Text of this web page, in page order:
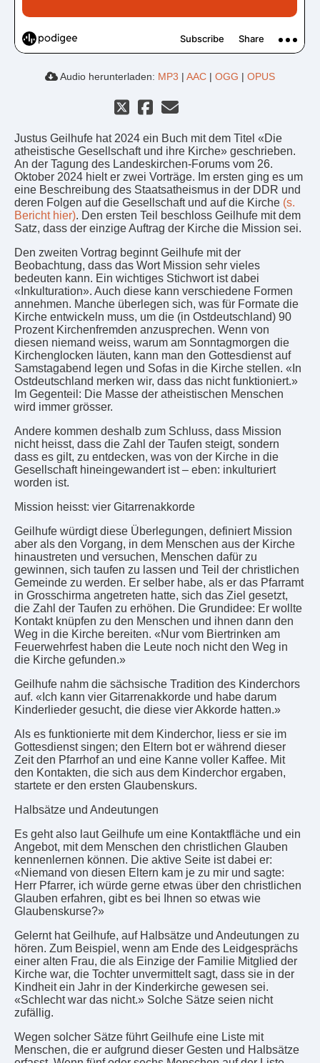
Audio herunterladen: MP3 | AAC | OGG | OPUS
Justus Geilhufe hat 2024 ein Buch mit dem Titel «Die
atheistische Gesellschaft und ihre Kirche» geschrieben.
An der Tagung des Landeskirchen-Forums vom 26.
Oktober 2024 hielt er zwei Vorträge. Im ersten ging es um
eine Beschreibung des Staatsatheismus in der DDR und
deren Folgen auf die Gesellschaft und auf die Kirche (s.
Bericht hier). Den ersten Teil beschloss Geilhufe mit dem
Satz, dass der einzige Auftrag der Kirche die Mission sei.
Den zweiten Vortrag beginnt Geilhufe mit der
Beobachtung, dass das Wort Mission sehr vieles
bedeuten kann. Ein wichtiges Stichwort ist dabei
«Inkulturation». Auch diese kann verschiedene Formen
annehmen. Manche überlegen sich, was für Formate die
Kirche entwickeln muss, um die (in Ostdeutschland) 90
Prozent Kirchenfremden anzusprechen. Wenn von
diesen niemand weiss, warum am Sonntagmorgen die
Kirchenglocken läuten, kann man den Gottesdienst auf
Samstagabend legen und Sofas in die Kirche stellen. «In
Ostdeutschland merken wir, dass das nicht funktioniert.»
Im Gegenteil: Die Masse der atheistischen Menschen
wird immer grösser.
Andere kommen deshalb zum Schluss, dass Mission
nicht heisst, dass die Zahl der Taufen steigt, sondern
dass es gilt, zu entdecken, was von der Kirche in die
Gesellschaft hineingewandert ist – eben: inkulturiert
worden ist.
Mission heisst: vier Gitarrenakkorde
Geilhufe würdigt diese Überlegungen, definiert Mission
aber als den Vorgang, in dem Menschen aus der Kirche
hinaustreten und versuchen, Menschen dafür zu
gewinnen, sich taufen zu lassen und Teil der christlichen
Gemeinde zu werden. Er selber habe, als er das Pfarramt
in Grosschirma angetreten hatte, sich das Ziel gesetzt,
die Zahl der Taufen zu erhöhen. Die Grundidee: Er wollte
Kontakt knüpfen zu den Menschen und ihnen dann den
Weg in die Kirche bereiten. «Nur vom Biertrinken am
Feuerwehrfest haben die Leute noch nicht den Weg in
die Kirche gefunden.»
Geilhufe nahm die sächsische Tradition des Kinderchors
auf. «Ich kann vier Gitarrenakkorde und habe darum
Kinderlieder gesucht, die diese vier Akkorde hatten.»
Als es funktionierte mit dem Kinderchor, liess er sie im
Gottesdienst singen; den Eltern bot er während dieser
Zeit den Pfarrhof an und eine Kanne voller Kaffee. Mit
den Kontakten, die sich aus dem Kinderchor ergaben,
startete er den ersten Glaubenskurs.
Halbsätze und Andeutungen
Es geht also laut Geilhufe um eine Kontaktfläche und ein
Angebot, mit dem Menschen den christlichen Glauben
kennenlernen können. Die aktive Seite ist dabei er:
«Niemand von diesen Eltern kam je zu mir und sagte:
Herr Pfarrer, ich würde gerne etwas über den christlichen
Glauben erfahren, gibt es bei Ihnen so etwas wie
Glaubenskurse?»
Gelernt hat Geilhufe, auf Halbsätze und Andeutungen zu
hören. Zum Beispiel, wenn am Ende des Leidgesprächs
einer alten Frau, die als Einzige der Familie Mitglied der
Kirche war, die Tochter unvermittelt sagt, dass sie in der
Kindheit ein Jahr in der Kinderkirche gewesen sei.
«Schlecht war das nicht.» Solche Sätze seien nicht
zufällig.
Wegen solcher Sätze führt Geilhufe eine Liste mit
Menschen, die er aufgrund dieser Gesten und Halbsätze